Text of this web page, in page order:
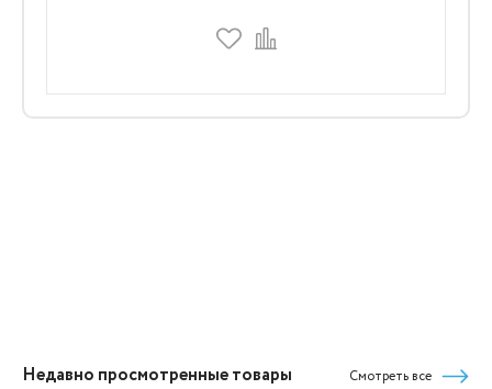
Недавно просмотренные товары Смотреть все